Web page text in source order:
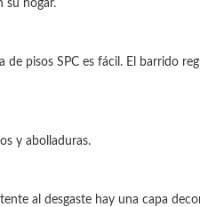
su hogar.
de pisos SPC es fácil. El barrido
y abolladuras.
al desgaste hay una capa